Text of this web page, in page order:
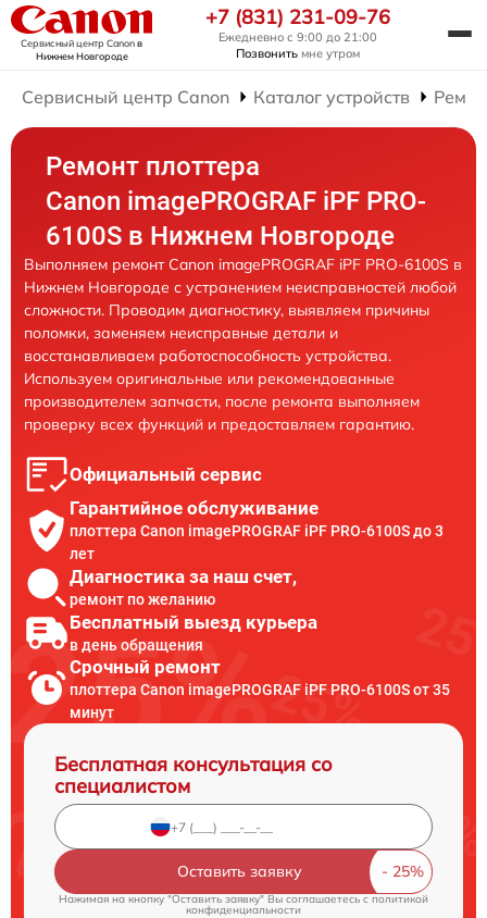
Сервисный центр Canonв
Нижнем Новгороде
+7 (831) 231-09-76
Ежедневно с 9:00 до 21:00
Позвонить мне утром
Сервисный центр Canon Каталог устройств
Ремонт плоттера
Canon imagePROGRAF iPF PRO-
6100S в Нижнем Новгороде
Выполняем ремонт Canon imagePROGRAF iPF PRO-6100S в
Нижнем Новгороде с устранением неисправностей любой
сложности. Проводим диагностику, выявляем причины
поломки, заменяем неисправные детали и
восстанавливаем работоспособность устройства.
Используем оригинальные или рекомендованные
производителем запчасти, после ремонта выполняем
проверку всех функций и предоставляем гарантию.
Официальный сервис
Гарантийное обслуживание
плоттера Canon imagePROGRAF iPF PRO-6100S до 3
лет
Диагностика за наш счет,
ремонт по желанию
Бесплатный выезд курьера
в день обращения
Срочный ремонт
плоттера Canon imagePROGRAF iPF PRO-6100S от 35
минут
Бесплатная консультация со
специалистом
Оставить заявку
Нажимая на кнопку "Оставить заявку" Вы соглашаетесь cполитикой
конфиденциальности